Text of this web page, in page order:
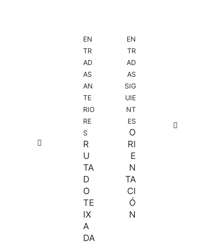
EN
TR
AD
AS
AN
TE
RIO
RE
S
R
U
TA
D
O
TE
IX
A
DA
EN
TR
AD
AS
SIG
UIE
NT
ES
O
RI
E
N
TA
CI
Ó
N